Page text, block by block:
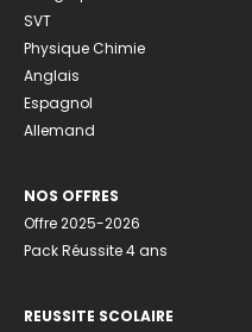
SVT
Physique Chimie
Anglais
Espagnol
Allemand
NOS OFFRES
Offre 2025-2026
Pack Réussite 4 ans
REUSSITE SCOLAIRE